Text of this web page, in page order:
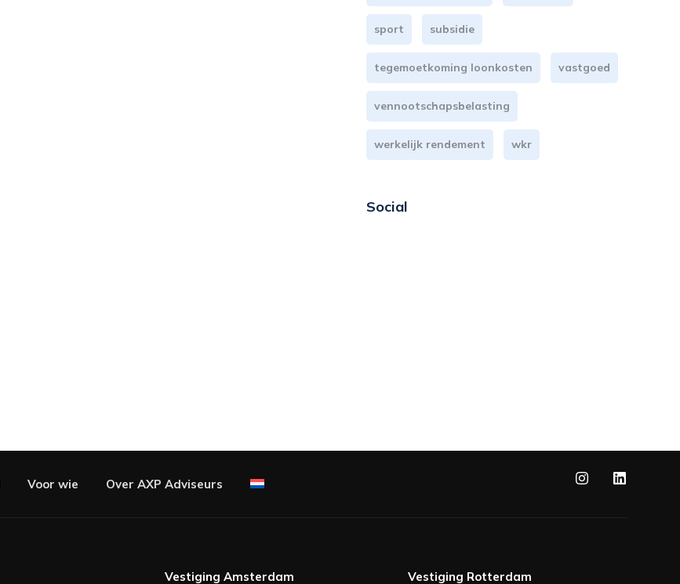
sport subsidie
tegemoetkoming loonkosten vastgoed
vennootschapsbelasting
werkelijk rendement wkr
Social
Voor wie Over AXP Adviseurs
Vestiging Amsterdam Vestiging Rotterdam